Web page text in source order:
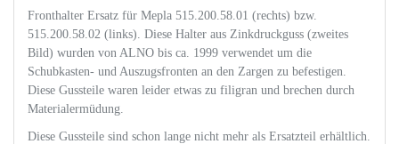
Fronthalter Ersatz für Mepla 515.200.58.01 (rechts) bzw.
515.200.58.02 (links). Diese Halter aus Zinkdruckguss (zweites
Bild) wurden von ALNO bis ca. 1999 verwendet um die
Schubkasten- und Auszugsfronten an den Zargen zu befestigen.
Diese Gussteile waren leider etwas zu filigran und brechen durch
Materialermüdung.
Diese Gussteile sind schon lange nicht mehr als Ersatzteil erhältlich.